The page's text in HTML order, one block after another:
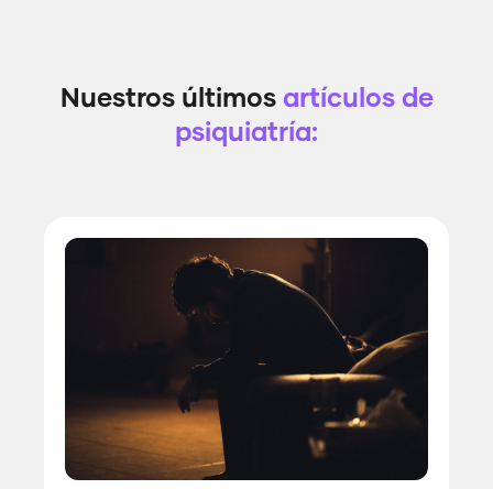
Nuestros últimos artículos de
psiquiatría: